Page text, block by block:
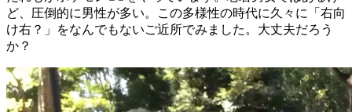
ど、圧倒的に男性が多い。この多様性の時代に久々に「右向
け右？」をなんでもないご近所でみました。大丈夫だろう
か？